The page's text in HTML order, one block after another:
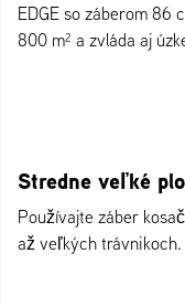
EDGE so záberom 86
800 m² a zvláda aj
Stredne veľké
Používajte záber
až veľkých trávnikoch.